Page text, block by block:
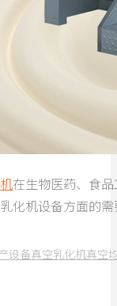
在生物医药、食
化机设备方面的
设备真空乳化机真空